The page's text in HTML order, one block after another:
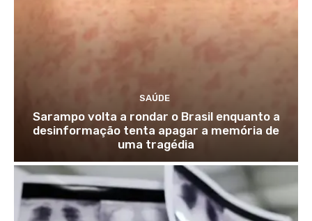
SAÚDE
Sarampo volta a rondar o Brasil enquanto a
desinformação tenta apagar a memória de
uma tragédia